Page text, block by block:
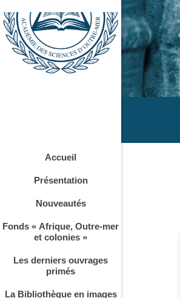
Accueil
Présentation
Nouveautés
Fonds « Afrique, Outre-mer
et colonies »
Les derniers ouvrages
primés
La Bibliothèque en images